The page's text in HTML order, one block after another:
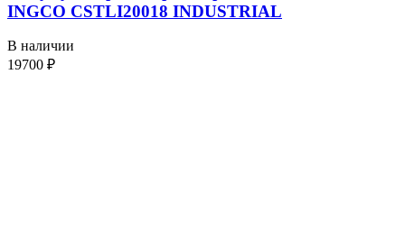
INGCO CSTLI20018 INDUSTRIAL
В наличии
19700 ₽